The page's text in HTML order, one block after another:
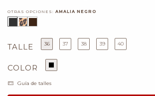
OTRAS OPCIONES: AMALIA NEGRO
TALLE 36 37 38 39 40
COLOR
Guía de talles